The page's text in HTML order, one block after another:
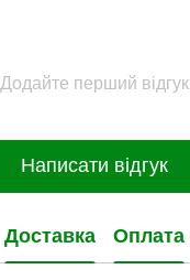
Додайте перший відгук
Написати відгук
Доставка Оплата